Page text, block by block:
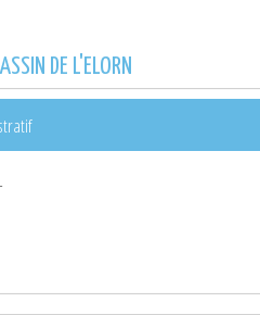
DE L'ELORN